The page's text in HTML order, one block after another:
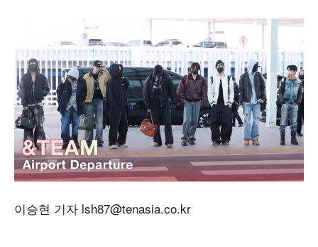
이승현 기자 lsh87@tenasia.co.kr